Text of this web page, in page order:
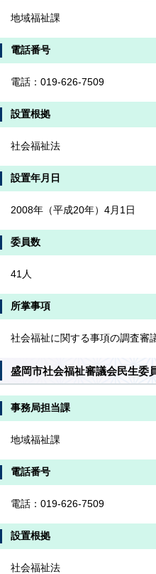
地域福祉課
電話番号
電話：019-626-7509
設置根拠
社会福祉法
設置年月日
2008年（平成20年）4月1日
委員数
41人
所掌事項
社会福祉に関する事項の調査審
盛岡市社会福祉審議会民生委
事務局担当課
地域福祉課
電話番号
電話：019-626-7509
設置根拠
社会福祉法